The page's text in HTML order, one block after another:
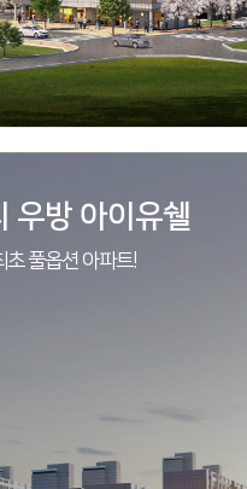
보기
우방 아이유쉘
초 풀옵션 아파트!